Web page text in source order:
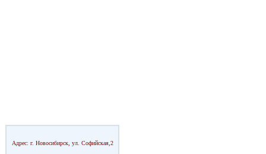
Адрес: г. Новосибирск, ул. Софийская,2